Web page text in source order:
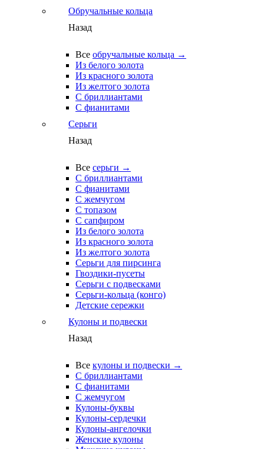
Обручальные кольца
Назад
Все обручальные кольца →
Из белого золота
Из красного золота
Из желтого золота
С бриллиантами
С фианитами
Серьги
Назад
Все серьги →
С бриллиантами
С фианитами
С жемчугом
С топазом
С сапфиром
Из белого золота
Из красного золота
Из желтого золота
Серьги для пирсинга
Гвоздики-пусеты
Серьги с подвесками
Серьги-кольца (конго)
Детские сережки
Кулоны и подвески
Назад
Все кулоны и подвески →
С бриллиантами
С фианитами
С жемчугом
Кулоны-буквы
Кулоны-сердечки
Кулоны-ангелочки
Женские кулоны